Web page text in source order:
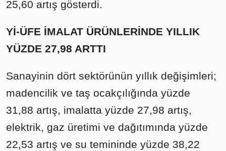
25,60 artış gösterdi.
Yİ-ÜFE İMALAT ÜRÜNLERİNDE YILLIK
YÜZDE 27,98 ARTTI
Sanayinin dört sektörünün yıllık değişimleri;
madencilik ve taş ocakçılığında yüzde
31,88 artış, imalatta yüzde 27,98 artış,
elektrik, gaz üretimi ve dağıtımında yüzde
22,53 artış ve su temininde yüzde 38,22